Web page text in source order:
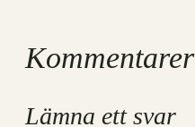
Kommentarer
Lämna ett svar